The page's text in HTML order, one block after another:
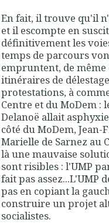
En fait, il trouve qu'il
et il escompte en
définitivement les
temps de parcours
empruntent, de
itinéraires de
protestations, à
Centre et du MoDem :
Delanoë allait
côté du MoDem,
Marielle de Sarnez au
là une mauvaise
sont risibles : l'UMP
fait pas assez...L'UMP
pas en copiant la
construire un projet
socialistes.